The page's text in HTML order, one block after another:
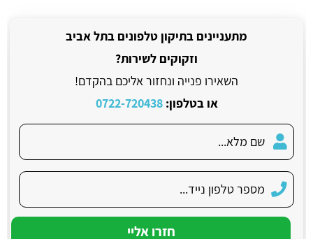
מתעניינים בתיקון טלפונים בתל אביב
וזקוקים לשירות?
השאירו פנייה ונחזור אליכם בהקדם!
או בטלפון:0722-720438